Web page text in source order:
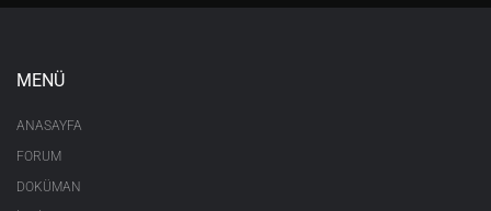
MENÜ
ANASAYFA
FORUM
DOKÜMAN